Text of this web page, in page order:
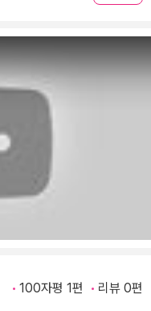
100자평 1편 리뷰 0편